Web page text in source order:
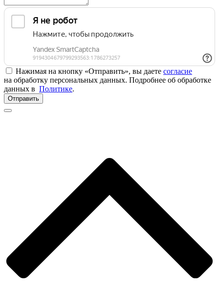
Нажимая на кнопку «Отправить», вы даете согласие
на обработку персональных данных. Подробнее об обработке
данных в Политике.
Отправить